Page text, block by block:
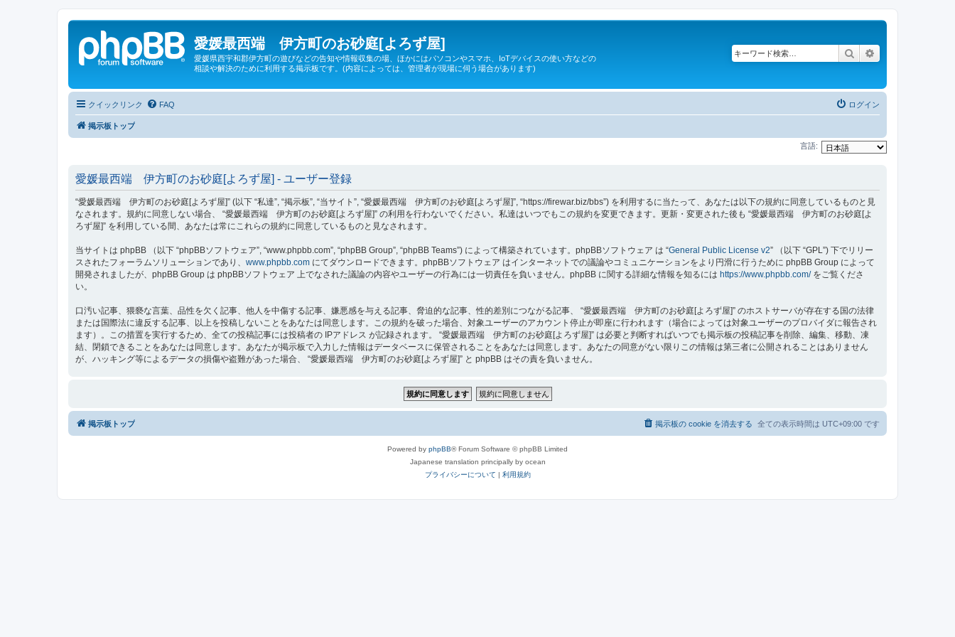
愛媛最西端 伊方町のお砂庭[よろず屋]
愛媛県西宇和郡伊方町の遊びなどの告知や情報収集の場、ほかにはパソコンやスマホ、IoTデバイスの使い方などの
相談や解決のために利用する掲示板です。(内容によっては、管理者が現場に伺う場合があります)
検索
クイックリンク FAQ ログイン
掲示板トップ
言語:
愛媛最西端 伊方町のお砂庭[よろず屋] - ユーザー登録
“愛媛最西端 伊方町のお砂庭[よろず屋]” (以下 “私達”, “掲示板”, “当サイト”, “愛媛最西端 伊方町のお砂庭[よろず屋]”, “https://firewar.biz/bbs”) を利用するに当たって、あなたは以下の規約に同意しているものと見
なされます。規約に同意しない場合、 “愛媛最西端 伊方町のお砂庭[よろず屋]” の利用を行わないでください。私達はいつでもこの規約を変更できます。更新・変更された後も “愛媛最西端 伊方町のお砂庭[よ
ろず屋]” を利用している間、あなたは常にこれらの規約に同意しているものと見なされます。
当サイトは phpBB （以下 “phpBBソフトウェア”, “www.phpbb.com”, “phpBB Group”, “phpBB Teams”) によって構築されています。phpBBソフトウェア は “General Public License v2” （以下 “GPL”) 下でリリー
スされたフォーラムソリューションであり、 www.phpbb.com にてダウンロードできます。phpBBソフトウェア はインターネットでの議論やコミュニケーションをより円滑に行うために phpBB Group によって
開発されましたが、phpBB Group は phpBBソフトウェア 上でなされた議論の内容やユーザーの行為には一切責任を負いません。phpBB に関する詳細な情報を知るには https://www.phpbb.com/をご覧くださ
い。
口汚い記事、猥褻な言葉、品性を欠く記事、他人を中傷する記事、嫌悪感を与える記事、脅迫的な記事、性的差別につながる記事、 “愛媛最西端 伊方町のお砂庭[よろず屋]” のホストサーバが存在する国の法律
または国際法に違反する記事、以上を投稿しないことをあなたは同意します。この規約を破った場合、対象ユーザーのアカウント停止が即座に行われます（場合によっては対象ユーザーのプロバイダに報告され
ます）。この措置を実行するため、全ての投稿記事には投稿者の IPアドレス が記録されます。 “愛媛最西端 伊方町のお砂庭[よろず屋]” は必要と判断すればいつでも掲示板の投稿記事を削除、編集、移動、凍
結、閉鎖できることをあなたは同意します。あなたが掲示板で入力した情報はデータベースに保管されることをあなたは同意します。あなたの同意がない限りこの情報は第三者に公開されることはありません
が、ハッキング等によるデータの損傷や盗難があった場合、 “愛媛最西端 伊方町のお砂庭[よろず屋]” と phpBB はその責を負いません。
掲示板トップ 全ての表示時間は UTC+09:00 です
掲示板の cookie を消去する
Powered by phpBB® Forum Software © phpBB Limited
Japanese translation principally by ocean
プライバシーについて | 利用規約